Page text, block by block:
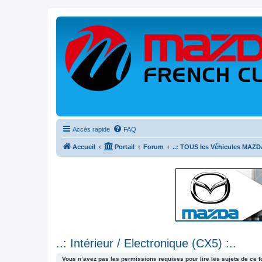
Accès rapide FAQ
Accueil Portail Forum ..: TOUS les Véhicules
..: Intérieur / Electronique (CX5) :..
Vous n’avez pas les permissions requises pour lire les sujets de ce